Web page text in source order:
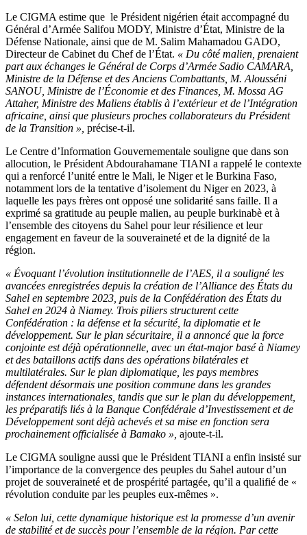
Le CIGMA estime que le Président nigérien était accompagné du
Général d’Armée Salifou MODY, Ministre d’État, Ministre de la
Défense Nationale, ainsi que de M. Salim Mahamadou GADO,
Directeur de Cabinet du Chef de l’État. « Du côté malien, prenaient
part aux échanges le Général de Corps d’Armée Sadio CAMARA,
Ministre de la Défense et des Anciens Combattants, M. Alousséni
SANOU, Ministre de l’Économie et des Finances, M. Mossa AG
Attaher, Ministre des Maliens établis à l’extérieur et de l’Intégration
africaine, ainsi que plusieurs proches collaborateurs du Président
de la Transition », précise-t-il.
Le Centre d’Information Gouvernementale souligne que dans son
allocution, le Président Abdourahamane TIANI a rappelé le contexte
qui a renforcé l’unité entre le Mali, le Niger et le Burkina Faso,
notamment lors de la tentative d’isolement du Niger en 2023, à
laquelle les pays frères ont opposé une solidarité sans faille. Il a
exprimé sa gratitude au peuple malien, au peuple burkinabè et à
l’ensemble des citoyens du Sahel pour leur résilience et leur
engagement en faveur de la souveraineté et de la dignité de la
région.
« Évoquant l’évolution institutionnelle de l’AES, il a souligné les
avancées enregistrées depuis la création de l’Alliance des États du
Sahel en septembre 2023, puis de la Confédération des États du
Sahel en 2024 à Niamey. Trois piliers structurent cette
Confédération : la défense et la sécurité, la diplomatie et le
développement. Sur le plan sécuritaire, il a annoncé que la force
conjointe est déjà opérationnelle, avec un état-major basé à Niamey
et des bataillons actifs dans des opérations bilatérales et
multilatérales. Sur le plan diplomatique, les pays membres
défendent désormais une position commune dans les grandes
instances internationales, tandis que sur le plan du développement,
les préparatifs liés à la Banque Confédérale d’Investissement et de
Développement sont déjà achevés et sa mise en fonction sera
prochainement officialisée à Bamako », ajoute-t-il.
Le CIGMA souligne aussi que le Président TIANI a enfin insisté sur
l’importance de la convergence des peuples du Sahel autour d’un
projet de souveraineté et de prospérité partagée, qu’il a qualifié de «
révolution conduite par les peuples eux-mêmes ».
« Selon lui, cette dynamique historique est la promesse d’un avenir
de stabilité et de succès pour l’ensemble de la région. Par cette